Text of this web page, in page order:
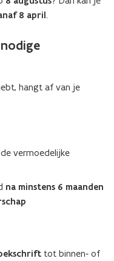
8 april.
hangt af van je
vermoedelijke
na minstens 6 maanden
tot binnen‑ of